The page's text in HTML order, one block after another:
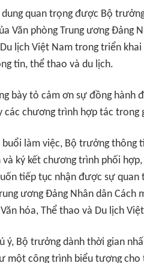
quan trọng được Bộ
Văn phòng Trung ương Đảng
lịch Việt Nam trong triển
tin, thể thao và du lịch.
bày tỏ cảm ơn sự đồng hành
các chương trình hợp tác trong
buổi làm việc, Bộ trưởng thông
và ký kết chương trình phối
tiếp tục nhận được sự quan
ương Đảng Nhân dân Cách
hóa, Thể thao và Du lịch
ý, Bộ trưởng dành thời gian
một công trình biểu tượng